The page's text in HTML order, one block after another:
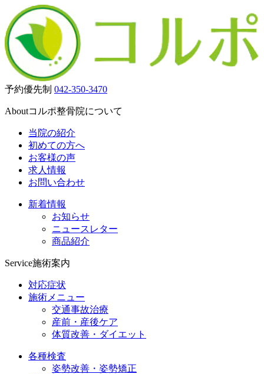
予約優先制 042-350-3470
Aboutコルポ整骨院について
当院の紹介
初めての方へ
お客様の声
求人情報
お問い合わせ
新着情報
お知らせ
ニュースレター
商品紹介
Service施術案内
対応症状
施術メニュー
交通事故治療
産前・産後ケア
体質改善・ダイエット
各種検査
姿勢改善・姿勢矯正